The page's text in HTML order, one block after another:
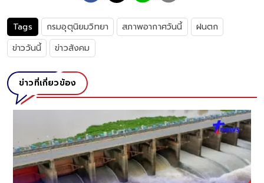
Tags กรมอุตุนิยมวิทยา สภาพอากาศวันนี้
ฝนตก
ข่าววันนี้
ข่าวสังคม
ข่าวที่เกี่ยวข้อง